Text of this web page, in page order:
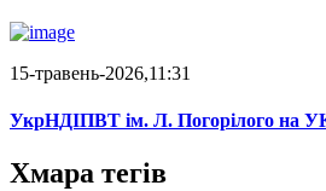
15-травень-2026,11:31
УкрНДІПВТ ім. Л. Погорілого на
Хмара тегів